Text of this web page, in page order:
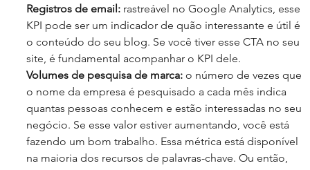
Registros de email: rastreável no Google Analytics, esse
KPI pode ser um indicador de quão interessante e útil é
o conteúdo do seu blog. Se você tiver esse CTA no seu
site, é fundamental acompanhar o KPI dele.
Volumes de pesquisa de marca: o número de vezes que
o nome da empresa é pesquisado a cada mês indica
quantas pessoas conhecem e estão interessadas no seu
negócio. Se esse valor estiver aumentando, você está
fazendo um bom trabalho. Essa métrica está disponível
na maioria dos recursos de palavras-chave. Ou então,